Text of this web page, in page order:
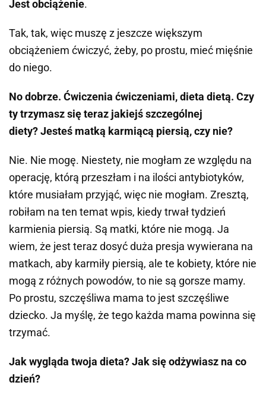
Jest obciążenie.
Tak, tak, więc muszę z jeszcze większym
obciążeniem ćwiczyć, żeby, po prostu, mieć mięśnie
do niego.
No dobrze. Ćwiczenia ćwiczeniami, dieta dietą. Czy
ty trzymasz się teraz jakiejś szczególnej
diety? Jesteś matką karmiącą piersią, czy nie?
Nie. Nie mogę. Niestety, nie mogłam ze względu na
operację, którą przeszłam i na ilości antybiotyków,
które musiałam przyjąć, więc nie mogłam. Zresztą,
robiłam na ten temat wpis, kiedy trwał tydzień
karmienia piersią. Są matki, które nie mogą. Ja
wiem, że jest teraz dosyć duża presja wywierana na
matkach, aby karmiły piersią, ale te kobiety, które nie
mogą z różnych powodów, to nie są gorsze mamy.
Po prostu, szczęśliwa mama to jest szczęśliwe
dziecko. Ja myślę, że tego każda mama powinna się
trzymać.
Jak wygląda twoja dieta? Jak się odżywiasz na co
dzień?